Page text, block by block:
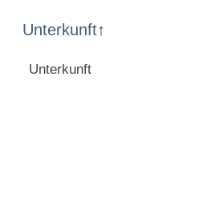
Unterkunft↑
Unterkunft